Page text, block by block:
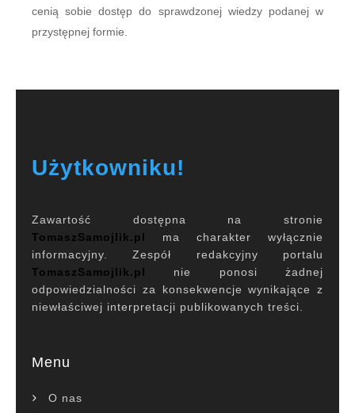
cenią sobie dostęp do sprawdzonej wiedzy podanej w
przystępnej formie.
Użytkowniku!
Zawartość dostępna na stronie
TomaszSamojlik.pl
ma charakter wyłącznie
informacyjny. Zespół redakcyjny portalu
TomaszSamojlik.pl
nie ponosi żadnej
odpowiedzialności za konsekwencje wynikające z
niewłaściwej interpretacji publikowanych treści.
Menu
O nas